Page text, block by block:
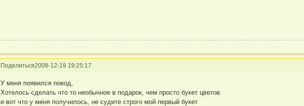
Поделиться2008-12-19 19:25:17
У меня появился повод,
Хотелось сделать что то необычное в подарок, чем просто букет цветов
и вот что у меня получилось, не судите строго мой первый букет